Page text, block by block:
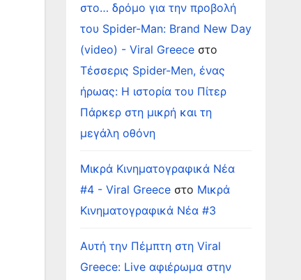
στο… δρόμο για την προβολή
του Spider-Man: Brand New Day
(video) - Viral Greeceστο
Τέσσερις Spider-Men, ένας
ήρωας: Η ιστορία του Πίτερ
Πάρκερ στη μικρή και τη
μεγάλη οθόνη
Μικρά Κινηματογραφικά Νέα
#4 - Viral Greeceστο Μικρά
Κινηματογραφικά Νέα #3
Αυτή την Πέμπτη στη Viral
Greece: Live αφιέρωμα στην